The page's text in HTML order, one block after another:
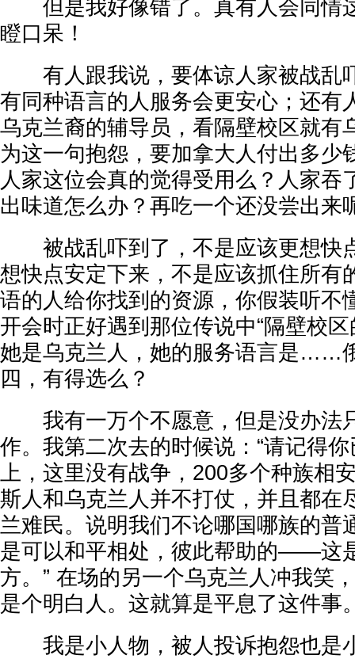
但是我好像错了。真有人会同情
瞪口呆！
有人跟我说，要体谅人家被战乱
有同种语言的人服务会更安心；还有
乌克兰裔的辅导员，看隔壁校区就
为这一句抱怨，要加拿大人付出多少
人家这位会真的觉得受用么？人家吞
出味道怎么办？再吃一个还没尝出来
被战乱吓到了，不是应该更想快
想快点安定下来，不是应该抓住所有
语的人给你找到的资源，你假装听不
开会时正好遇到那位传说中“隔壁校
她是乌克兰人，她的服务语言是……
四，有得选么？
我有一万个不愿意，但是没办法
作。我第二次去的时候说：“请记得
上，这里没有战争，200多个种族相
斯人和乌克兰人并不打仗，并且都在
兰难民。说明我们不论哪国哪族的普
是可以和平相处，彼此帮助的——这
方。” 在场的另一个乌克兰人冲我笑
是个明白人。这就算是平息了这件事
我是小人物，被人投诉抱怨也是